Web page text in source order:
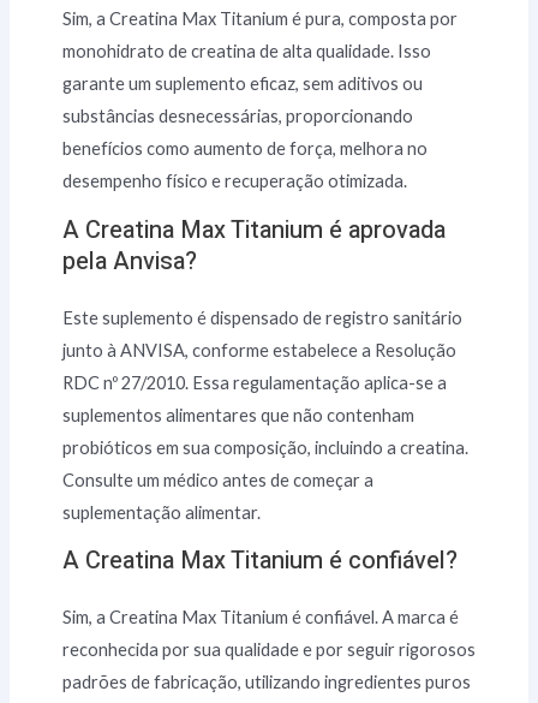
Sim, a Creatina Max Titanium é pura, composta por
monohidrato de creatina de alta qualidade. Isso
garante um suplemento eficaz, sem aditivos ou
substâncias desnecessárias, proporcionando
benefícios como aumento de força, melhora no
desempenho físico e recuperação otimizada.
A Creatina Max Titanium é aprovada
pela Anvisa?
Este suplemento é dispensado de registro sanitário
junto à ANVISA, conforme estabelece a Resolução
RDC nº 27/2010. Essa regulamentação aplica-se a
suplementos alimentares que não contenham
probióticos em sua composição, incluindo a creatina.
Consulte um médico antes de começar a
suplementação alimentar.
A Creatina Max Titanium é confiável?
Sim, a Creatina Max Titanium é confiável. A marca é
reconhecida por sua qualidade e por seguir rigorosos
padrões de fabricação, utilizando ingredientes puros